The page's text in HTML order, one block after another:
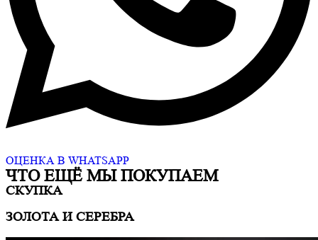
ОЦЕНКА В WHATSAPP
ЧТО ЕЩË МЫ ПОКУПАЕМ
СКУПКА
ЗОЛОТА И СЕРЕБРА